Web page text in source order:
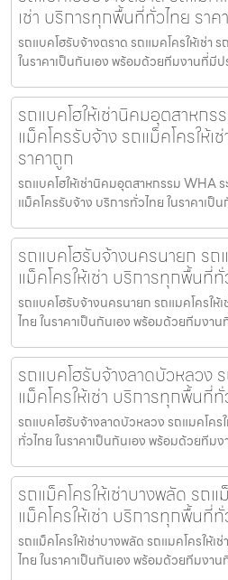
เช่า บริการทุกพื้นที่ทั่วไทย ราค
รถแบคโฮรับจ้างตราด รถแมคโครให้เช่า
ในราคาเป็นกันเอง พร้อมด้วยทีมงานที่มี
รถแบคโฮให้เช่านิคมอุตสาหก
แม็คโครรับจ้าง รถแม็คโครให้
ราคาถูก
รถแบคโฮให้เช่านิคมอุตสาหกรรม WHA ร
แม็คโครรับจ้าง บริการทั่วไทย ในราคาเ
รถแบคโฮรับจ้างนครนายก รถ
แม็คโครให้เช่า บริการทุกพื้นที่
รถแบคโฮรับจ้างนครนายก รถแมคโครให้
ไทย ในราคาเป็นกันเอง พร้อมด้วยทีมงา
รถแบคโฮรับจ้างลาดบัวหลวง
แม็คโครให้เช่า บริการทุกพื้นที่
รถแบคโฮรับจ้างลาดบัวหลวง รถแมคโคร
ทั่วไทย ในราคาเป็นกันเอง พร้อมด้วยทีม
รถแม็คโครให้เช่าบางพลัด รถ
แม็คโครให้เช่า บริการทุกพื้นที่
รถแม็คโครให้เช่าบางพลัด รถแมคโครให้เ
ไทย ในราคาเป็นกันเอง พร้อมด้วยทีมงา